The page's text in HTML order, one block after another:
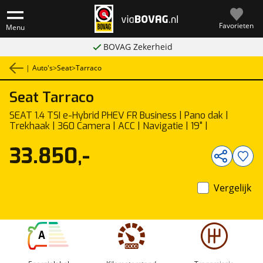
Menu Favorieten
BOVAG Zekerheid
| Auto's>Seat>Tarraco
Seat Tarraco
SEAT 1.4 TSI e-Hybrid PHEV FR Business | Pano dak |
Trekhaak | 360 Camera | ACC | Navigatie | 19" |
A
33.850,-
Vergelijk